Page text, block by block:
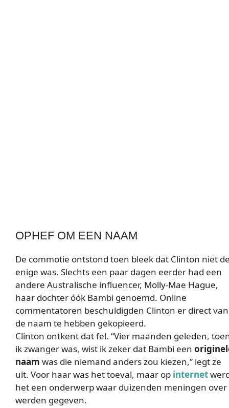
OPHEF OM EEN NAAM
De commotie ontstond toen bleek dat Clinton niet
enige was. Slechts een paar dagen eerder had een
andere Australische influencer, Molly-Mae Hague,
haar dochter óók Bambi genoemd. Online
commentatoren beschuldigden Clinton er direct van
de naam te hebben gekopieerd.
Clinton ontkent dat fel. “Vier maanden geleden,
ik zwanger was, wist ik zeker dat Bambi een
naam was die niemand anders zou kiezen,” legt ze
uit. Voor haar was het toeval, maar op internet
het een onderwerp waar duizenden meningen over
werden gegeven.